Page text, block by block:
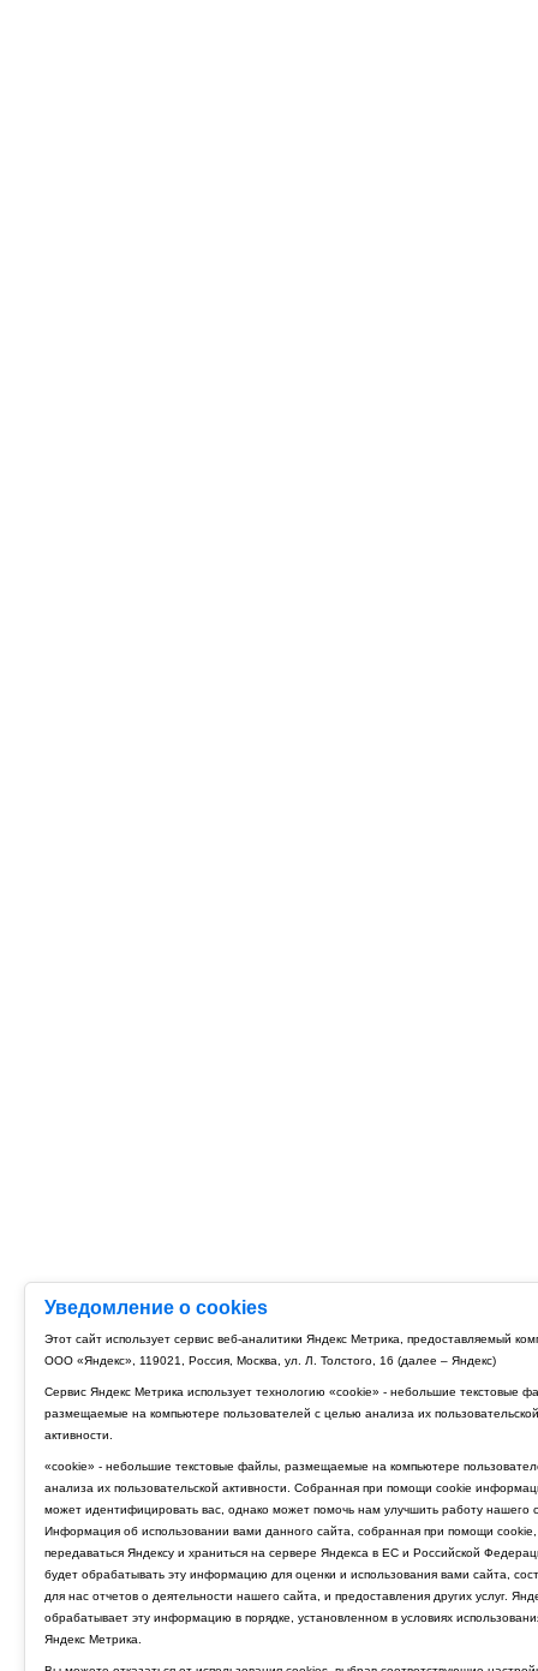
Уведомление о cookies
Этот сайт использует сервис веб-аналитики Яндекс Метрика, предоставляемый
ООО «Яндекс», 119021, Россия, Москва, ул. Л. Толстого, 16 (далее – Яндекс)
Сервис Яндекс Метрика использует технологию «cookie» - небольшие текстовые
размещаемые на компьютере пользователей с целью анализа их пользовательской
активности.
«cookie» - небольшие текстовые файлы, размещаемые на компьютере
анализа их пользовательской активности. Собранная при помощи cookie
может идентифицировать вас, однако может помочь нам улучшить работу нашего
Информация об использовании вами данного сайта, собранная при помощи cookie,
передаваться Яндексу и храниться на сервере Яндекса в ЕС и Российской
будет обрабатывать эту информацию для оценки и использования вами сайта,
для нас отчетов о деятельности нашего сайта, и предоставления других услуг.
обрабатывает эту информацию в порядке, установленном в условиях
Яндекс Метрика.